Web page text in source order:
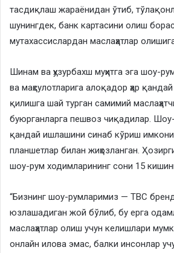
тасдиқлаш жараёнидан ўтиб,
шунингдек, банк картасини олиш
мутахассислардан маслаҳатлар
Шинам ва ҳузурбахш муҳитга эга шоу-
ва маҳсулотларига алоқадор ҳар
қилишга шай турган самимий
буюрганларга пешвоз чиқадилар.
қандай ишлашини синаб кўриш
планшетлар билан жиҳозланган.
шоу-рум ходимларининг сони 15
“Бизнинг шоу-румларимиз — TBC
юзлашадиган жой бўлиб, бу ерга
маслаҳатлар олиш учун келишлари
онлайн илова эмас, балки инсонлар